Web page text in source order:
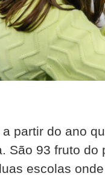
partir do ano
São 93 fruto
escolas